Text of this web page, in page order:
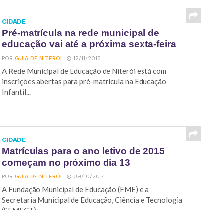
CIDADE
Pré-matrícula na rede municipal de
educação vai até a próxima sexta-feira
PORGUIA DE NITERÓI 12/11/2015
A Rede Municipal de Educação de Niterói está com
inscrições abertas para pré-matrícula na Educação
Infantil...
CIDADE
Matrículas para o ano letivo de 2015
começam no próximo dia 13
PORGUIA DE NITERÓI 09/10/2014
A Fundação Municipal de Educação (FME) e a
Secretaria Municipal de Educação, Ciência e Tecnologia